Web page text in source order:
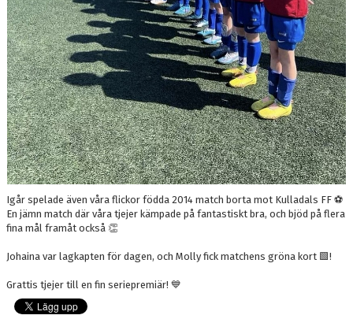
Igår spelade även våra flickor födda 2014 match borta mot Kulladals FF ⚽️
En jämn match där våra tjejer kämpade på fantastiskt bra, och bjöd på flera
fina mål framåt också 👏
Johaina var lagkapten för dagen, och Molly fick matchens gröna kort 🟩!
Grattis tjejer till en fin seriepremiär! 💙